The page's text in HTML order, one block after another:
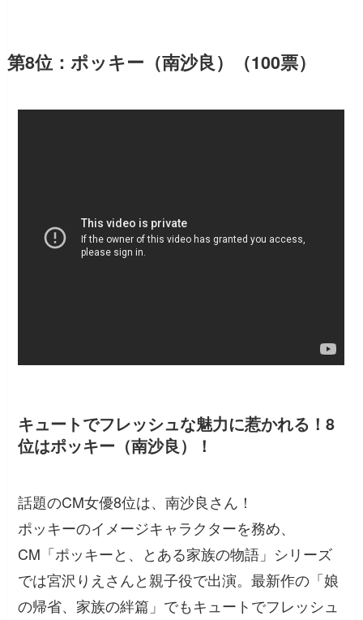
第8位：ポッキー（南沙良）（100票）
キュートでフレッシュな魅力に惹かれる！8
位はポッキー（南沙良）！
話題のCM女優8位は、南沙良さん！
ポッキーのイメージキャラクターを務め、
CM「ポッキーと、とある家族の物語」シリーズ
では宮沢りえさんと親子役で出演。最新作の「娘
の帰省、家族の絆篇」でもキュートでフレッシュ